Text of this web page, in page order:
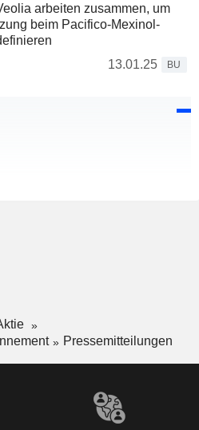
arbeiten zusammen, um
beim Pacifico-Mexinol-
13.01.25
BU
Pressemitteilungen